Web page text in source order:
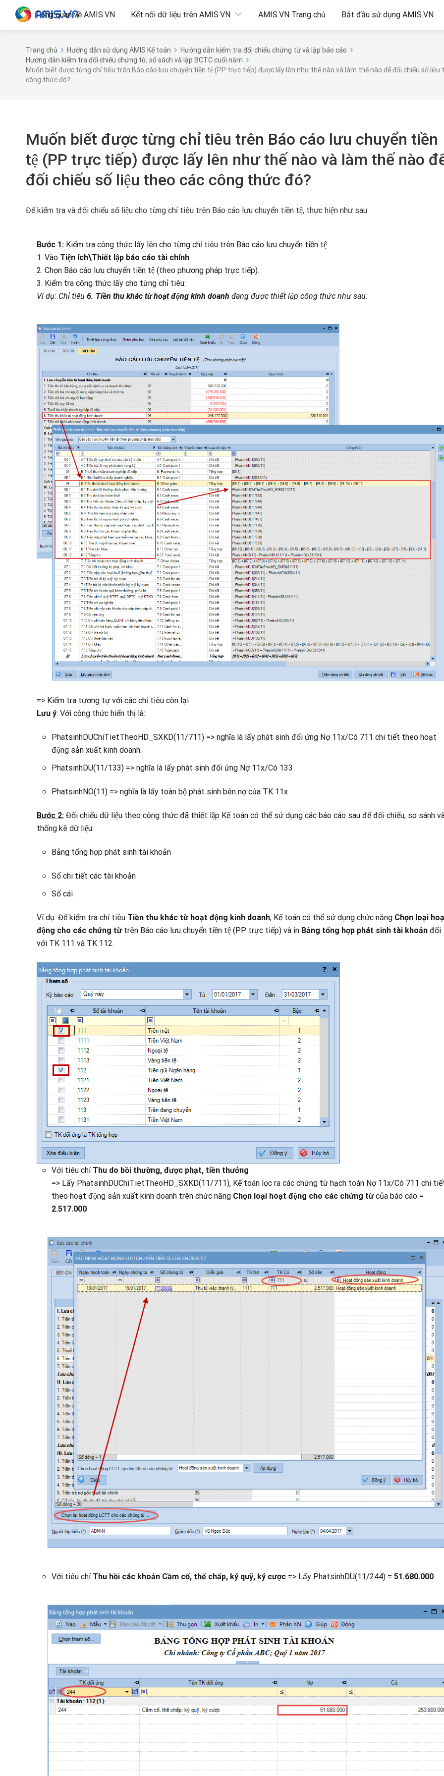
Tổng quan về AMIS.VN Kết nối dữ liệu trên AMIS.VN AMIS.VN Trang chủ Bắt đầu sử dụng AMIS.VN
Trang chủ Hướng dẫn sử dụng AMIS Kế toán
Hướng dẫn kiểm tra đối chiếu chứng từ và lập báo cáo
Hướng dẫn kiểm tra đối chiếu chứng từ, sổ sách và lập BCTC cuối năm
Muốn biết được từng chỉ tiêu trên Báo cáo lưu chuyển tiền tệ (PP trực tiếp) được lấy lên như thế nào và làm thế nào để đối chiếu số liệu
công thức đó?
Muốn biết được từng chỉ tiêu trên Báo cáo lưu chuyển tiền
tệ (PP trực tiếp) được lấy lên như thế nào và làm thế nào
đối chiếu số liệu theo các công thức đó?
Để kiểm tra và đối chiếu số liệu cho từng chỉ tiêu trên Báo cáo lưu chuyển tiền tệ, thực hiện như sau:
Bước 1: Kiểm tra công thức lấy lên cho từng chỉ tiêu trên Báo cáo lưu chuyển tiền tệ
1. Vào Tiện ích\Thiết lập báo cáo tài chính.
2. Chọn Báo cáo lưu chuyển tiền tệ (theo phương pháp trực tiếp).
3. Kiểm tra công thức lấy cho từng chỉ tiêu:
Ví dụ: Chỉ tiêu 6. Tiền thu khác từ hoạt động kinh doanh đang được thiết lập công thức như sau:
=> Kiểm tra tương tự với các chỉ tiêu còn lại
Lưu ý: Với công thức hiển thị là:
PhatsinhDUChiTietTheoHD_SXKD(11/711) => nghĩa là lấy phát sinh đối ứng Nợ 11x/Có 711 chi tiết theo hoạt
động sản xuất kinh doanh.
PhatsinhDU(11/133) => nghĩa là lấy phát sinh đối ứng Nợ 11x/Có 133
PhatsinhNO(11) => nghĩa là lấy toàn bộ phát sinh bên nợ của TK 11x
Bước 2: Đối chiếu dữ liệu theo công thức đã thiết lập Kế toán có thể sử dụng các báo cáo sau để đối chiếu, so sánh
thống kê dữ liệu:
Bảng tổng hợp phát sinh tài khoản
Sổ chi tiết các tài khoản
Sổ cái
Ví dụ: Để kiểm tra chỉ tiêu Tiền thu khác từ hoạt động kinh doanh, Kế toán có thể sử dụng chức năng Chọn loại
động cho các chứng từtrên Báo cáo lưu chuyển tiền tệ (PP trực tiếp) và in Bảng tổng hợp phát sinh tài khoản đối
với TK 111 và TK 112.
Với tiêu chí Thu do bồi thường, được phạt, tiền thưởng
=> Lấy PhatsinhDUChiTietTheoHD_SXKD(11/711), Kế toán lọc ra các chứng từ hạch toán Nợ 11x/Có 711 chi
theo hoạt động sản xuất kinh doanh trên chức năng Chọn loại hoạt động cho các chứng từcủa báo cáo =
2.517.000
Với tiêu chí Thu hồi các khoản Cầm cố, thế chấp, ký quỹ, ký cược => Lấy PhatsinhDU(11/244) = 51.680.000